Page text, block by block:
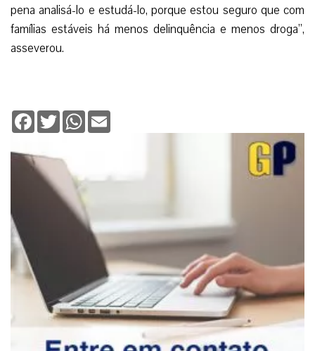
pena analisá-lo e estudá-lo, porque estou seguro que com
famílias estáveis há menos delinquência e menos droga”,
asseverou.
Facebook
TwitterWhatsApp